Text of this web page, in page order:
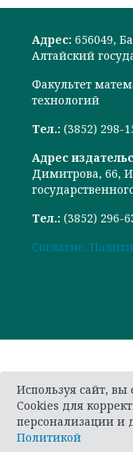
Адрес: 656049,
Алтайский
Факультет
технологий
Тел.: (3852) 298-
Адрес
Димитрова, 66,
Тел.: (3852) 296-
Cогласие.
Используя сайт, вы
Cookies для
персонализации и
Политикой